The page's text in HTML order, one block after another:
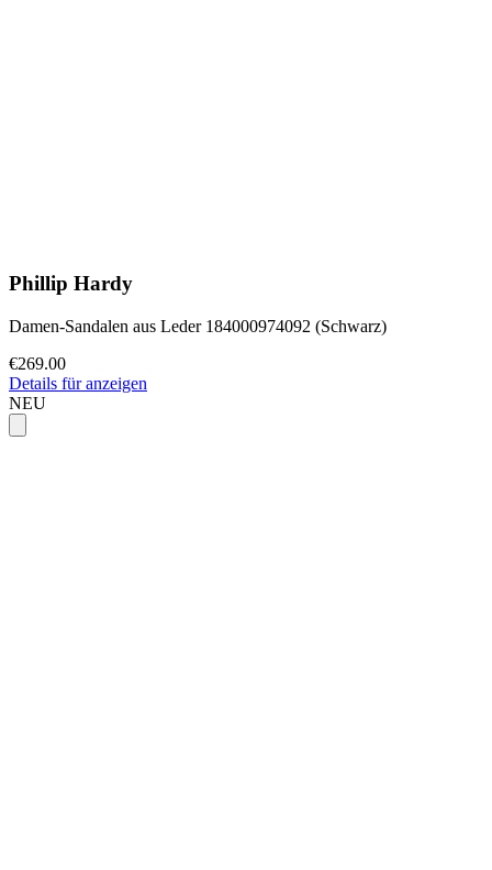
Phillip Hardy
Damen-Sandalen aus Leder 184000974092 (Schwarz)
€269.00
Details für anzeigen
NEU